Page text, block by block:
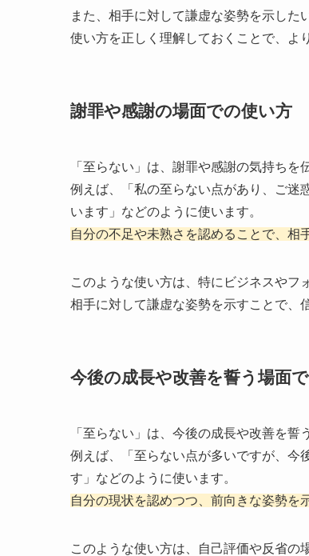
また、相手に対して謙虚な姿勢を示した
使い方を正しく理解しておくことで、よ
謝罪や感謝の場面での使い方
「至らない」は、謝罪や感謝の気持ちを
例えば、「私の至らない点があり、ご迷
います」などのように使います。
自分の不足や未熟さを認めることで、相
このような使い方は、特にビジネスやフ
相手に対して謙虚な姿勢を示すことで、
今後の成長や改善を誓う場面
「至らない」は、今後の成長や改善を誓
例えば、「至らない点が多いですが、今
す」などのように使います。
自分の現状を認めつつ、前向きな姿勢を
このような使い方は、自己評価や反省の